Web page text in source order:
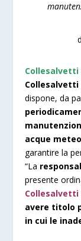
Collesalvetti
Collesalvetti
dispone, da
acque
garantire la
“La
presente
Collesalvetti
avere titolo
in cui le